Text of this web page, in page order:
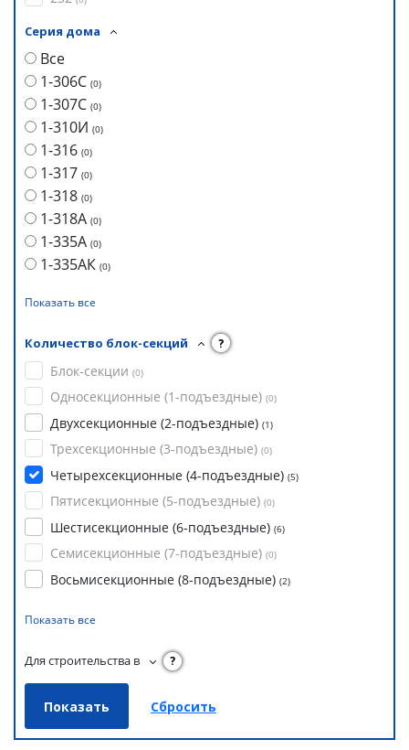
Серия дома
Все
1-306С (0)
1-307С (0)
1-310И (0)
1-316 (0)
1-317 (0)
1-318 (0)
1-318А (0)
1-335А (0)
1-335АК (0)
Показать все
Количество блок-секций ?
Блок-секции (0)
Односекционные (1-подъездные) (0)
Двухсекционные (2-подъездные) (1)
Трехсекционные (3-подъездные) (0)
Четырехсекционные (4-подъездные) (5)
Пятисекционные (5-подъездные) (0)
Шестисекционные (6-подъездные) (6)
Семисекционные (7-подъездные) (0)
Восьмисекционные (8-подъездные) (2)
Показать все
Для строительства в ?